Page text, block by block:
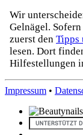
Wir
Gelnägel.
zuerst den Tipps
lesen. Dort
Hilfestellungen
Impressum •